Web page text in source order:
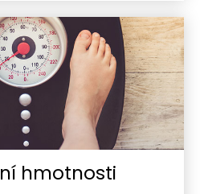
hmotnosti